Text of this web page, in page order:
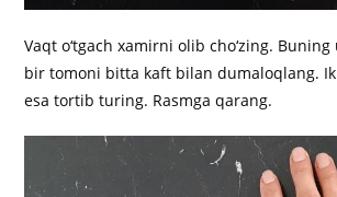
Vaqt o‘tgach xamirni olib cho‘zing.
bir tomoni bitta kaft bilan dumaloqlang.
esa tortib turing. Rasmga qarang.